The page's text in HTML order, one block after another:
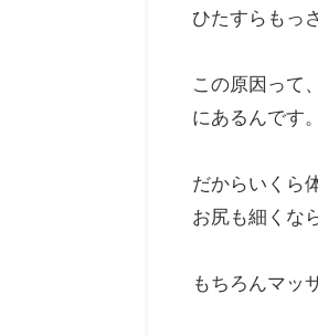
ひたすらもっ
この原因って
にあるんです。
だからいくら
お尻も細くな
もちろんマッ